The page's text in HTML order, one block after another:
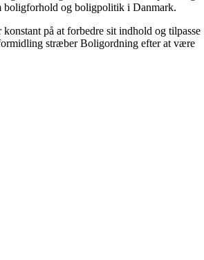
boligforhold og boligpolitik i Danmark.
på at forbedre sit indhold og tilpasse
stræber Boligordning efter at være